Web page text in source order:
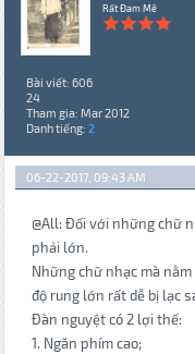
Rất Đam Mê
Bài viết: 606
24
Tham gia: Mar 2012
Danh tiếng: 2
06-22-2017, 09:43 AM
@All: Đối với những chữ
phải lớn.
Những chữ nhạc mà
độ rung lớn rất dễ bị lạc
Đàn nguyệt có 2 lợi thế:
1. Ngăn phím cao;